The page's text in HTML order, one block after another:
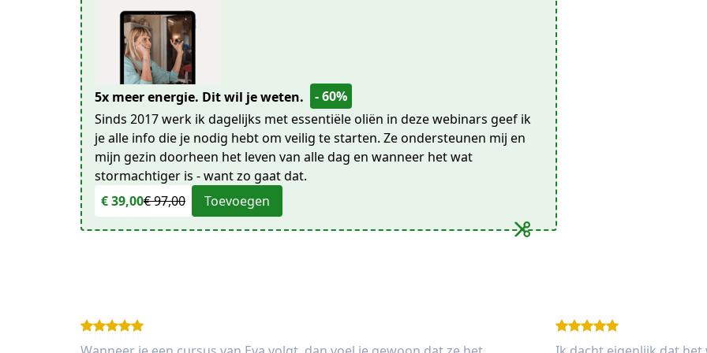
5x meer energie. Dit wil je weten.
- 60%
Sinds 2017 werk ik dagelijks met essentiële oliën in deze webinars geef ik
je alle info die je nodig hebt om veilig te starten. Ze ondersteunen mij en
mijn gezin doorheen het leven van alle dag en wanneer het wat
stormachtiger is - want zo gaat dat.
€ 39,00€ 97,00 Toevoegen